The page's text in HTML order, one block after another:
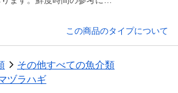
この商品のタイプについて
その他すべての魚介類
ヅラハギ